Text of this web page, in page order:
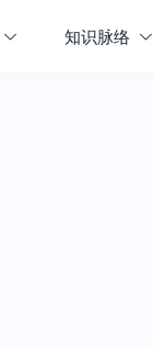
知识脉络